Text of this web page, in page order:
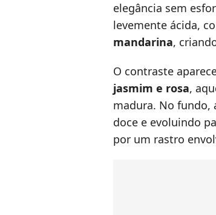
elegância sem
levemente ácida,
mandarina,
O contraste
jasmim e rosa,
madura. No fundo,
doce e evoluindo
por um rastro